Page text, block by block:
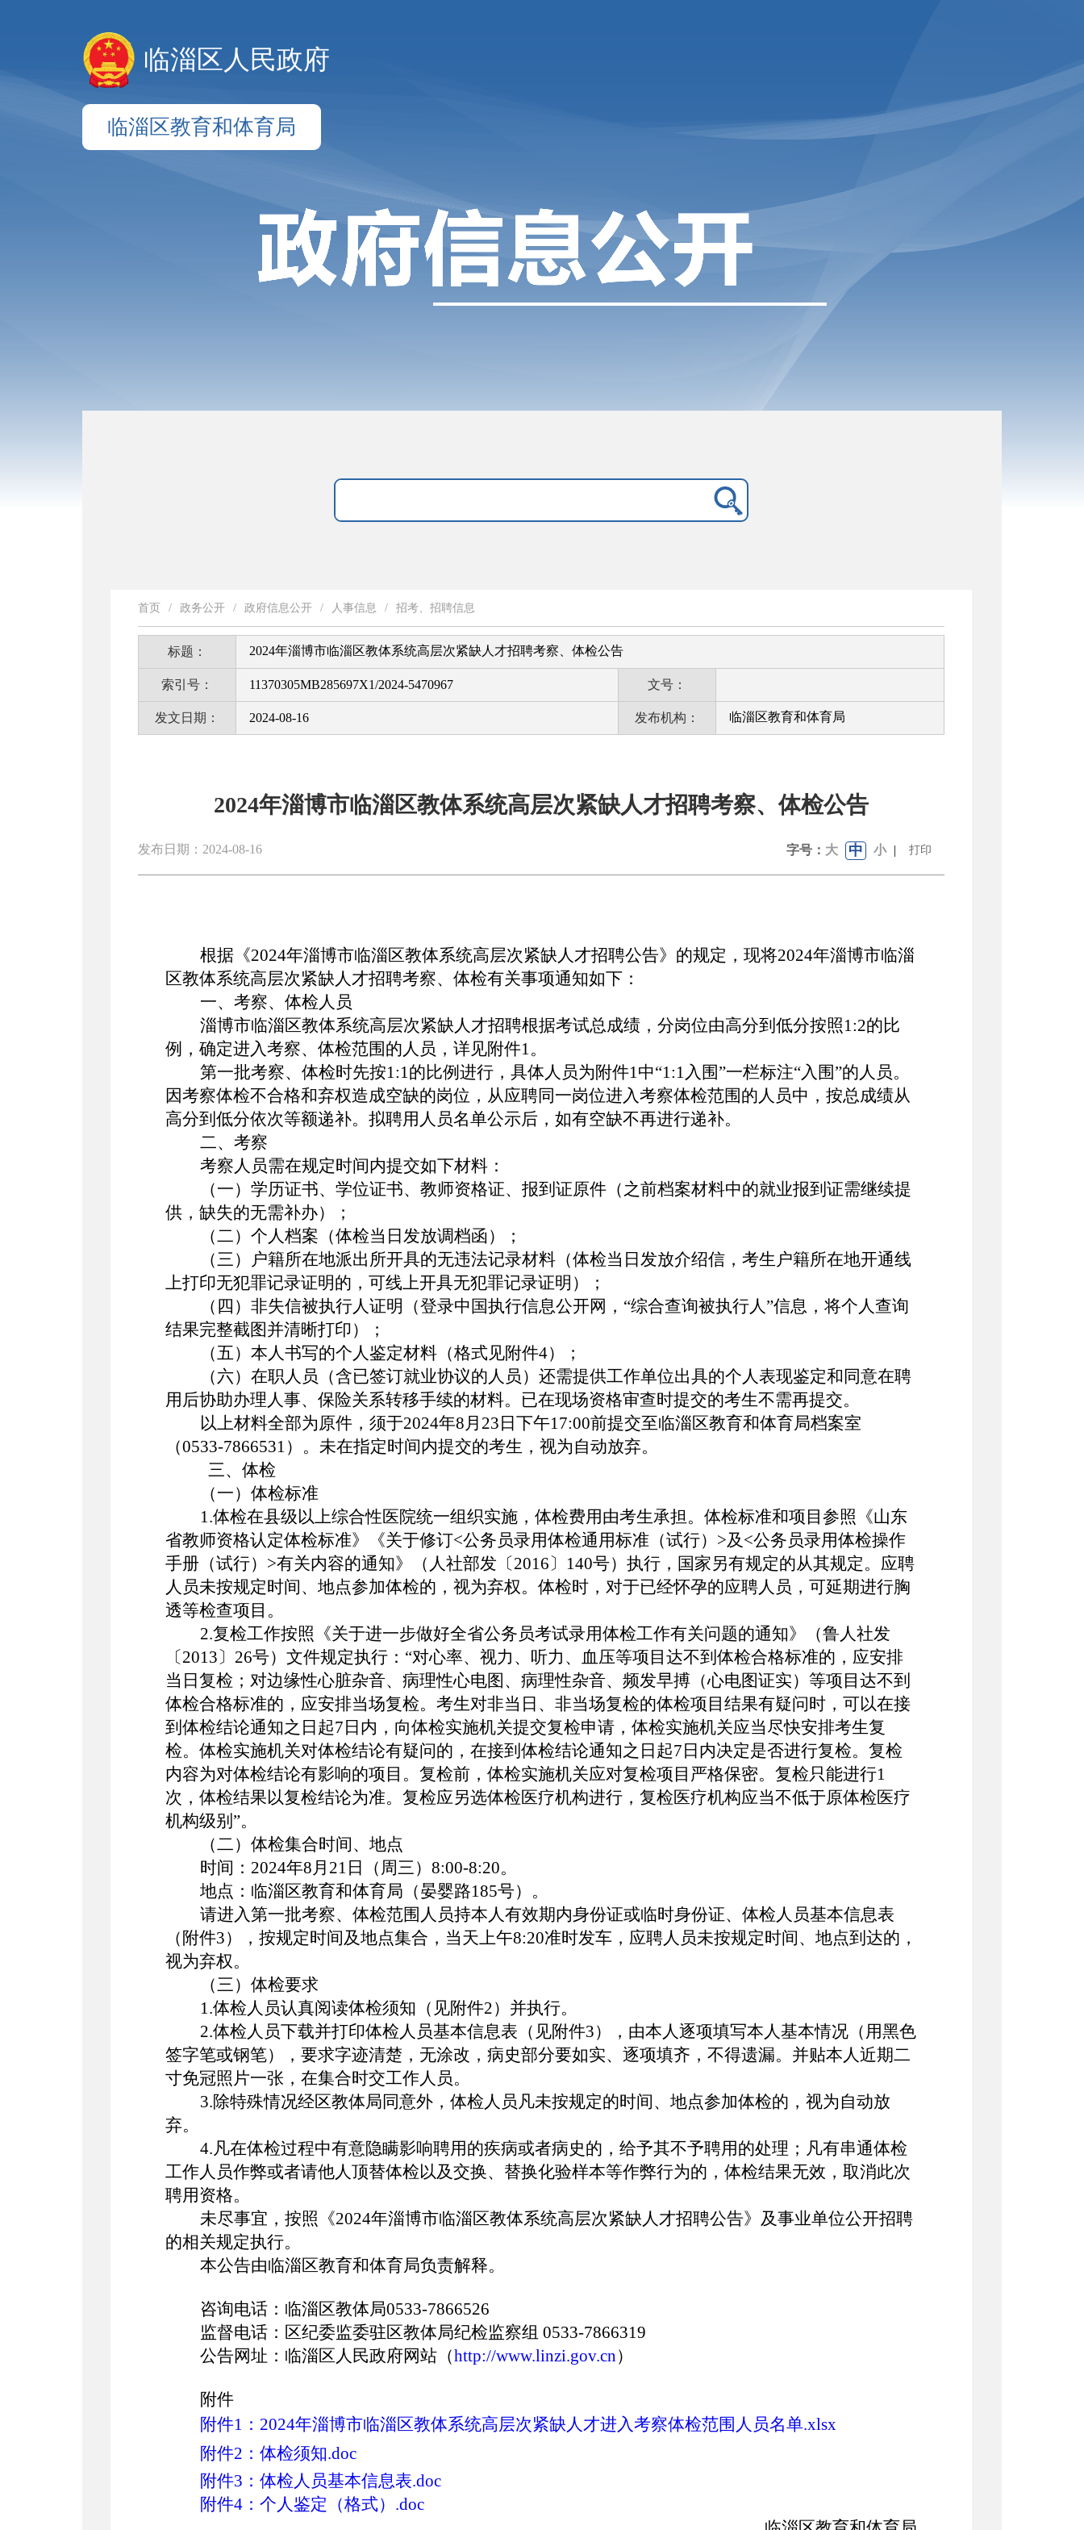
临淄区人民政府
临淄区教育和体育局
首页 / 政务公开 / 政府信息公开 / 人事信息 / 招考、招聘信息
标题： 2024年淄博市临淄区教体系统高层次紧缺人才招聘考察、体检公告
索引号： 11370305MB285697X1/2024-5470967 文号：
发文日期： 2024-08-16 发布机构： 临淄区教育和体育局
2024年淄博市临淄区教体系统高层次紧缺人才招聘考察、体检公告
发布日期：2024-08-16 字号： 大 中 小 | 打印
根据《2024年淄博市临淄区教体系统高层次紧缺人才招聘公告》的规定，现将2024年淄博市临淄
区教体系统高层次紧缺人才招聘考察、体检有关事项通知如下：
一、考察、体检人员
淄博市临淄区教体系统高层次紧缺人才招聘根据考试总成绩，分岗位由高分到低分按照1:2的比
例，确定进入考察、体检范围的人员，详见附件1。
第一批考察、体检时先按1:1的比例进行，具体人员为附件1中“1:1入围”一栏标注“入围”的人员。
因考察体检不合格和弃权造成空缺的岗位，从应聘同一岗位进入考察体检范围的人员中，按总成绩从
高分到低分依次等额递补。拟聘用人员名单公示后，如有空缺不再进行递补。
二、考察
考察人员需在规定时间内提交如下材料：
（一）学历证书、学位证书、教师资格证、报到 证原件（之前档案材料中的就业报到证需继续提
供，缺失的无需补办）；
（二）个人档案（体检当日发放调档函）；
（三）户籍所在地派出所开具的无违法记录材料（体检当日发放介绍信， 考生户籍所在地开通线
上打印无犯罪记录证明的，可线上开具无犯罪记录证明）；
（四） 非失信被执行人证明（登录中国执行信息公开网， “综合查询被执行人”信息，将个人查询
结果完整截图并清晰打印）；
（五）本人书写的个人鉴定材料（格式见附件4）；
（六） 在职人员（含已签订就业协议的人员）还需提供工作单位出具的个人表现鉴定和同意在聘
用后协助办理人事、保险关系转移手续的材料。已在现场资格审查时提交的考生不需再提交。
以上材料全部为原件， 须于2024年8月23日下午17:00前提交至临淄区教育和体育局档案室
（0533-7866531）。未在指定时间内提交的考生，视为自动放弃。
三、体检
（一）体检标准
1.体检在县级以上综合性医院统一组织实施，体检费用由考生承担。体检标准和项目参照《山东
省教师资格认定体检标准》《关于修订<公务员录用体检通用标准（试行）>及<公务员录用体检操作
手册（试行）>有关内容的通知》（人社部发〔2016〕140号）执行，国家另有规定的从其规定。应聘
人员未按规定时间、地点参加体检的，视为弃权。体检时，对于已经怀孕的应聘人员，可延期进行胸
透等检查项目。
2.复检工作按照《关于进一步做好全省公务员考试录用体检工作有关问题的通知》（鲁人社发
〔2013〕26号）文件规定执行：“对心率、视力、听力、血压等项目达不到体检合格标准的，应安排
当日复检；对边缘性心脏杂音、病理性心电图、病理性杂音、频发早搏（心电图证实）等项目达不到
体检合格标准的，应安排当场复检。考生对非当日、非当场复检的体检项目结果有疑问时，可以在接
到体检结论通知之日起7日内，向体检实施机关提交复检申请，体检实施机关应当尽快安排考生复
检。体检实施机关对体检结论有疑问的，在接到体检结论通知之日起7日内决定是否进行复检。复检
内容为对体检结论有影响的项目。复检前，体检实施机关应对复检项目严格保密。复检只能进行1
次，体检结果以复检结论为准。复检应另选体检医疗机构进行，复检医疗机构应当不低于原体检医疗
机构级别”。
（二）体检集合时间、地点
时间： 2024年8月21日（周三）8:00-8:20。
地点：临淄区教育和体育局（晏婴路185号）。
请进入第一批考察、体检范围人员持本人有效期内身份证或临时身份证、体检人员基本信息表
（附件3），按规定时间及地点集合，当天上午8:20准时发车，应聘人员未按规定时间、地点到达的，
视为弃权。
（三）体检要求
1.体检人员认真阅读体检须知（见附件2）并执行。
2.体检人员下载并打印体检人员基本信息表（见附件3），由本人逐项填写本人基本情况（用黑色
签字笔或钢笔），要求字迹清楚，无涂改，病史部分要如实、逐项填齐，不得遗漏。并贴本人近期二
寸免冠照片一张，在集合时交工作人员。
3.除特殊情况经区教体局同意外，体检人员凡未按规定的时间、地点参加体检的，视为自动放
弃。
4.凡在体检过程中有意隐瞒影响聘用的疾病或者病史的，给予其不予聘用的处理；凡有串通体检
工作人员作弊或者请他人顶替体检以及交换、替换化验样本等作弊行为的，体检结果无效，取消此次
聘用资格。
未尽事宜，按照《2024年淄博市临淄区教体系统高层次紧缺人才招聘公告》及事业单位公开招聘
的相关规定执行。
本公告由临淄区教育和体育局负责解释。
咨询电话：临淄区教体局0533-7866526
监督电话：区纪委监委驻区教体局纪检监察组 0533-7866319
公告网址：临淄区人民政府网站（http://www.linzi.gov.cn）
附件
附件1：2024年淄博市临淄区教体系统高层次紧缺人才进入考察体检范围人员名单.xlsx
附件2：体检须知.doc
附件3：体检人员基本信息表.doc
附件4：个人鉴定（格式）.doc